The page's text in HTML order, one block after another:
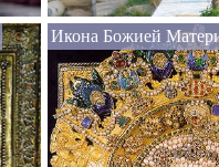
Икона Божией